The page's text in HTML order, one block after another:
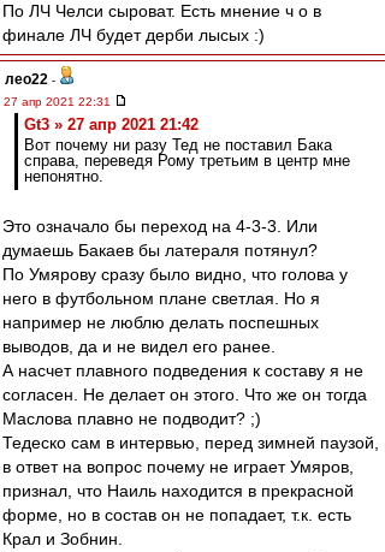
По ЛЧ Челси сыроват. Есть мнение ч о в
финале ЛЧ будет дерби лысых :)
лео22 -
27 апр 2021 22:31
Gt3 » 27 апр 2021 21:42
Вот почему ни разу Тед не поставил Бака
справа, переведя Рому третьим в центр мне
непонятно.
Это означало бы переход на 4-3-3. Или
думаешь Бакаев бы латераля потянул?
По Умярову сразу было видно, что голова у
него в футбольном плане светлая. Но я
например не люблю делать поспешных
выводов, да и не видел его ранее.
А насчет плавного подведения к составу я не
согласен. Не делает он этого. Что же он тогда
Маслова плавно не подводит? ;)
Тедеско сам в интервью, перед зимней паузой,
в ответ на вопрос почему не играет Умяров,
признал, что Наиль находится в прекрасной
форме, но в состав он не попадает, т.к. есть
Крал и Зобнин.